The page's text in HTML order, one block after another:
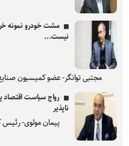
مشت خودرو نمونه
نیست...
مجتبی توانگر- عضو کمیسیون
رواج سیاست اقتصاد
ناپذیر
پیمان مولوی- رئیس